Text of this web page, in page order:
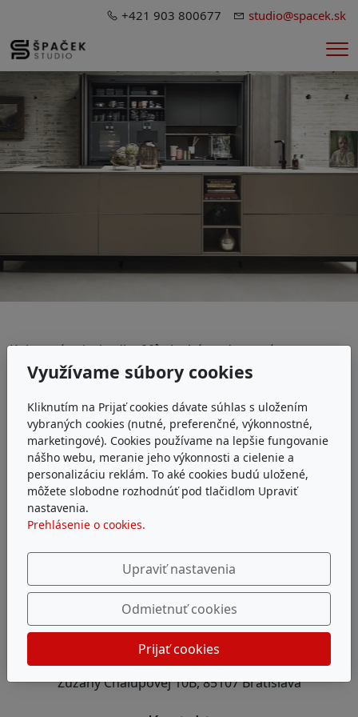
+421 903 800677 studio@spacek.sk
Kolenová priechodka 90˚ plochá, vodorovná
Adresa
P&Ľ Špaček s.r.o.
Zuzany Chalupovej 10B, 85107 Bratislava
Využívame súbory cookies
Kliknutím na Prijať cookies dávate súhlas s uložením
vybraných cookies (nutné, preferenčné, výkonnostné,
marketingové). Cookies používame na lepšie fungovanie
nášho webu, meranie jeho výkonnosti a cielenie a
personalizáciu reklám. To aké cookies budú uložené,
môžete slobodne rozhodnúť pod tlačidlom Upraviť
nastavenia.
Prehlásenie o cookies.
Upraviť nastavenia
Odmietnuť cookies
Prijať cookies